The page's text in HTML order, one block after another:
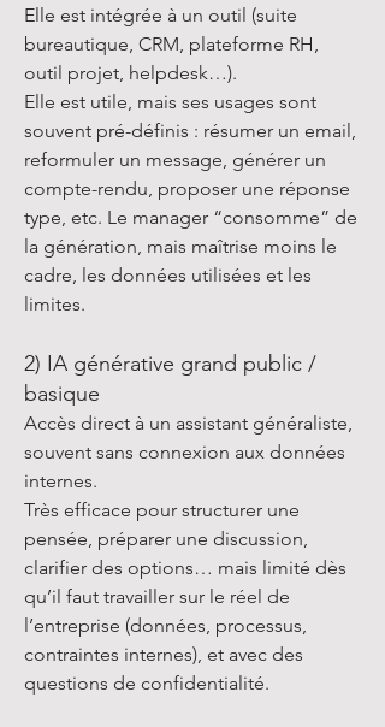
Elle est intégrée à un outil (suite
bureautique, CRM, plateforme RH,
outil projet, helpdesk…).
Elle est utile, mais ses usages sont
souvent pré-définis : résumer un email,
reformuler un message, générer un
compte-rendu, proposer une réponse
type, etc. Le manager “consomme” de
la génération, mais maîtrise moins le
cadre, les données utilisées et les
limites.
2) IA générative grand public /
basique
Accès direct à un assistant généraliste,
souvent sans connexion aux données
internes.
Très efficace pour structurer une
pensée, préparer une discussion,
clarifier des options… mais limité dès
qu’il faut travailler sur le réel de
l’entreprise (données, processus,
contraintes internes), et avec des
questions de confidentialité.